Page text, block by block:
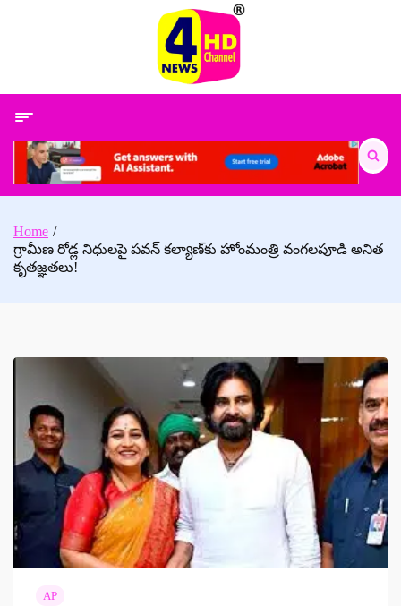
Search
for:
Home
గ్రామీణ రోడ్ల నిధులపై పవన్ కల్యాణ్‌కు హోంమంత్రి వంగలపూడి అనిత
కృతజ్ఞతలు!
AP